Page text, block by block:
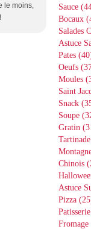
le moins,
Sauce
Bocaux
Salades
Astuce
Pates
Oeufs
Moules
Saint
Snack
Soupe
Gratin
Tartinade
Chinois
Astuce
Pizza
Patisserie
Fromage